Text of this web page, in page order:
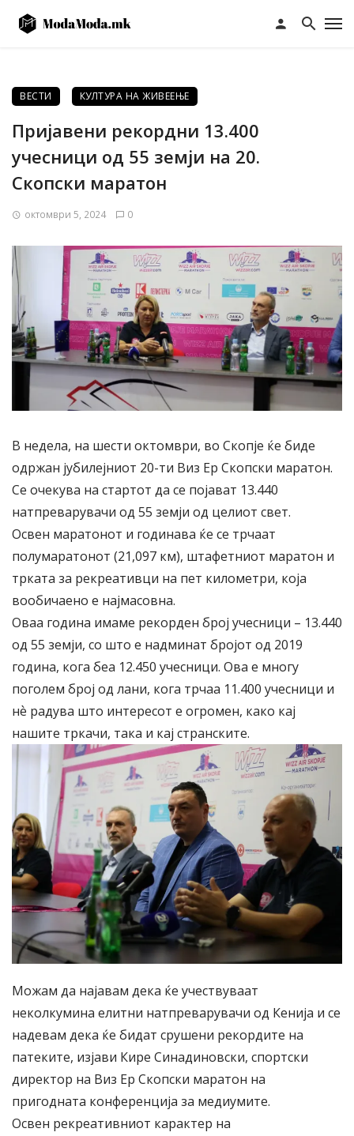
ВЕСТИ КУЛТУРА НА ЖИВЕЕЊЕ
Пријавени рекордни 13.400
учесници од 55 земји на 20.
Скопски маратон
октомври 5, 2024 0
В недела, на шести октомври, во Скопје ќе биде
одржан јубилејниот 20-ти Виз Ер Скопски маратон.
Се очекува на стартот да се појават 13.440
натпреварувачи од 55 земји од целиот свет.
Освен маратонот и годинава ќе се трчаат
полумаратонот (21,097 км), штафетниот маратон и
трката за рекреативци на пет километри, која
вообичаено е најмасовна.
Оваа година имаме рекорден број учесници – 13.440
од 55 земји, со што е надминат бројот од 2019
година, кога беа 12.450 учесници. Ова е многу
поголем број од лани, кога трчаа 11.400 учесници и
нѐ радува што интересот е огромен, како кај
нашите тркачи, така и кај странските.
Можам да најавам дека ќе учествуваат
неколкумина елитни натпреварувачи од Кенија и се
надевам дека ќе бидат срушени рекордите на
патеките, изјави Кире Синадиновски, спортски
директор на Виз Ер Скопски маратон на
пригодната конференција за медиумите.
Освен рекреативниот карактер на